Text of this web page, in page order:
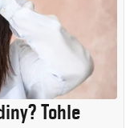
Tohle